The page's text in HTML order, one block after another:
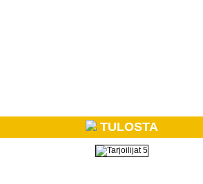
TULOSTA